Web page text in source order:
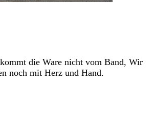
die Ware nicht vom Band, Wir
noch mit Herz und Hand.